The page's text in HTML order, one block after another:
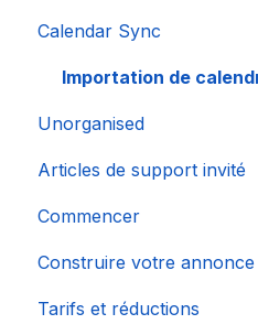
Calendar Sync
Importation de
Unorganised
Articles de support invité
Commencer
Construire votre annonce
Tarifs et réductions